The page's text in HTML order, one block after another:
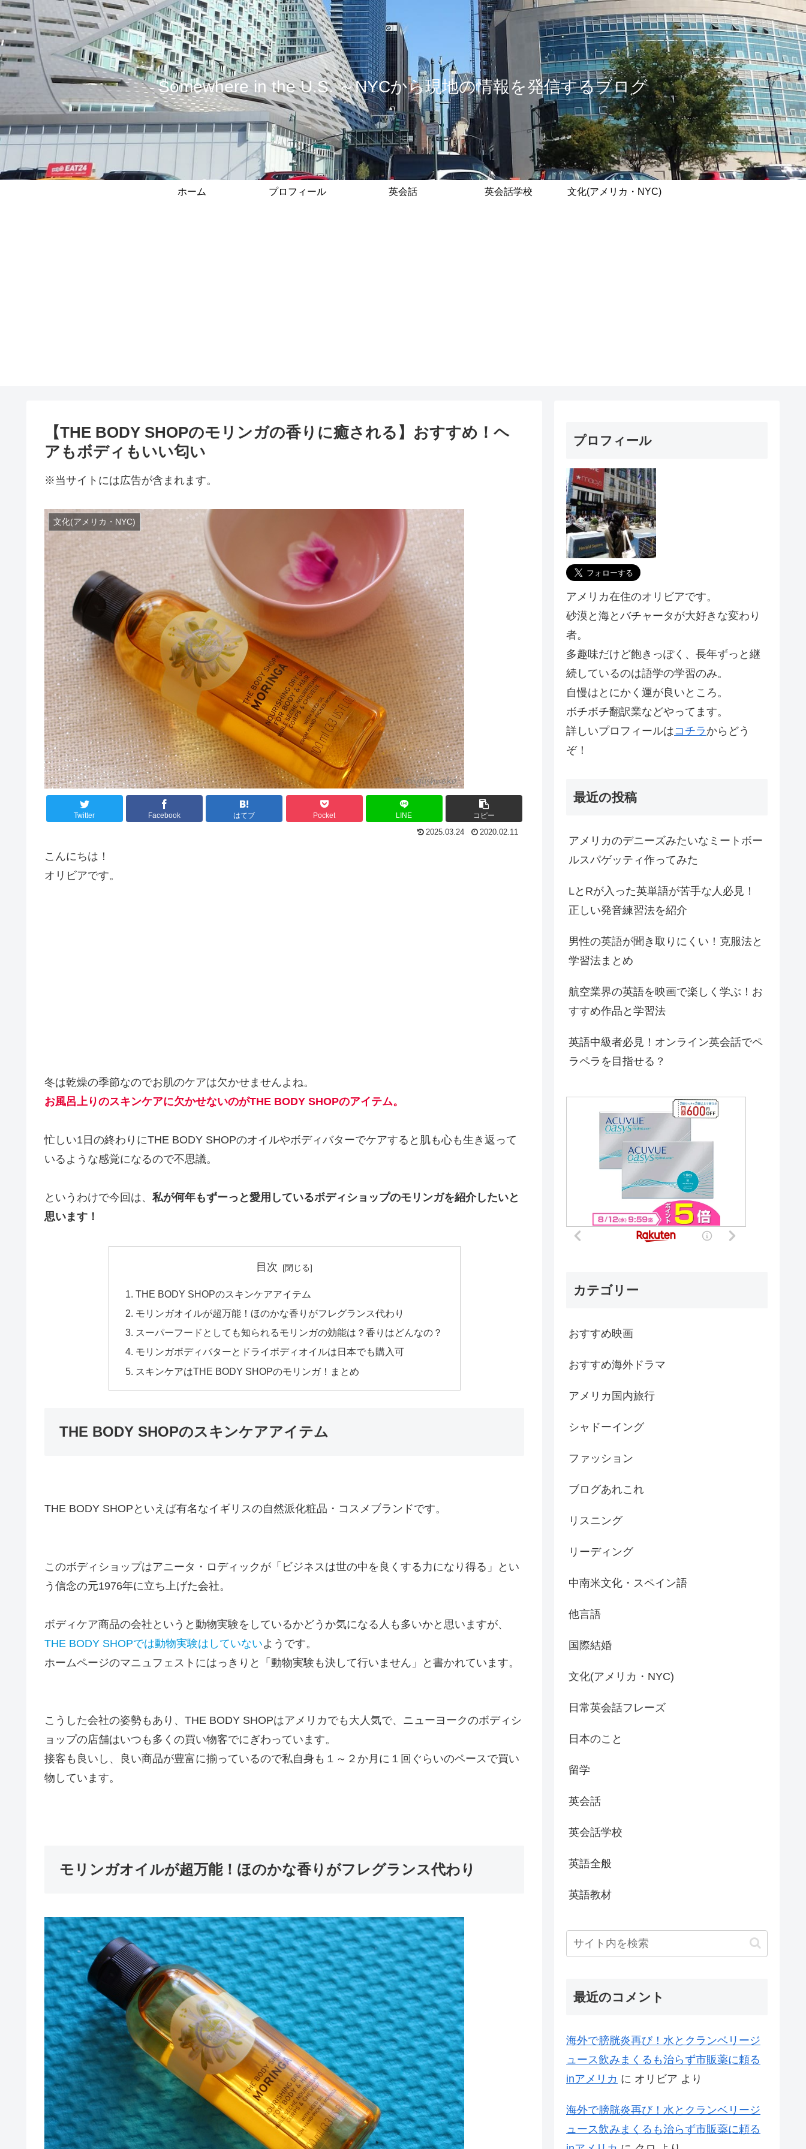
Somewhere in the U.S. ～NYCから現地の情報を発信するブログ
ホーム プロフィール 英会話 英会話学校 文化(アメリカ・NYC)
【THE BODY SHOPのモリンガの香りに癒される】おすすめ！ヘ
アもボディもいい匂い
※当サイトには広告が含まれます。
文化(アメリカ・NYC)
Twitter Facebook はてブ Pocket LINE コピー
2025.03.24 2020.02.11
こんにちは！
オリビアです。
冬は乾燥の季節なのでお肌のケアは欠かせませんよね。
お風呂上りのスキンケアに欠かせないのがTHE BODY SHOPのアイテム。
忙しい1日の終わりにTHE BODY SHOPのオイルやボディバターでケアすると肌も心も生き返って
いるような感覚になるので不思議。
というわけで今回は、 私が何年もずーっと愛用しているボディショップのモリンガを紹介したいと
思います！
目次
THE BODY SHOPのスキンケアアイテム
モリンガオイルが超万能！ほのかな香りがフレグランス代わり
スーパーフードとしても知られるモリンガの効能は？香りはどんなの？
モリンガボディバターとドライボディオイルは日本でも購入可
スキンケアはTHE BODY SHOPのモリンガ！まとめ
THE BODY SHOPのスキンケアアイテム
THE BODY SHOPといえば有名なイギリスの自然派化粧品・コスメブランドです。
このボディショップはアニータ・ロディックが「ビジネスは世の中を良くする力になり得る」とい
う信念の元1976年に立ち上げた会社。
ボディケア商品の会社というと動物実験をしているかどうか気になる人も多いかと思いますが、
THE BODY SHOPでは動物実験はしていないようです。
ホームページのマニュフェストにはっきりと「動物実験も決して行いません」と書かれています。
こうした会社の姿勢もあり、 THE BODY SHOPはアメリカでも大人気で、ニューヨークのボディシ
ョップの店舗はいつも多くの買い物客でにぎわっています。
接客も良いし、良い商品が豊富に揃っているので私自身も１～２か月に１回ぐらいのペースで買い
物しています。
モリンガオイルが超万能！ほのかな香りがフレグランス代わり
プロフィール
アメリカ在住のオリビアです。
砂漠と海とバチャータが大好きな変わり
者。
多趣味だけど飽きっぽく、長年ずっと継
続しているのは語学の学習のみ。
自慢はとにかく運が良いところ。
ボチボチ翻訳業などやってます。
詳しいプロフィールはコチラ からどう
ぞ！
最近の投稿
アメリカのデニーズみたいなミートボー
ルスパゲッティ作ってみた
LとRが入った英単語が苦手な人必見！
正しい発音練習法を紹介
男性の英語が聞き取りにくい！克服法と
学習法まとめ
航空業界の英語を映画で楽しく学ぶ！お
すすめ作品と学習法
英語中級者必見！オンライン英会話でペ
ラペラを目指せる？
カテゴリー
おすすめ映画
おすすめ海外ドラマ
アメリカ国内旅行
シャドーイング
ファッション
ブログあれこれ
リスニング
リーディング
中南米文化・スペイン語
他言語
国際結婚
文化(アメリカ・NYC)
日常英会話フレーズ
日本のこと
留学
英会話
英会話学校
英語全般
英語教材
最近のコメント
海外で膀胱炎再び！水とクランベリージ
ュース飲みまくるも治らず市販薬に頼る
inアメリカ に オリビア より
海外で膀胱炎再び！水とクランベリージ
ュース飲みまくるも治らず市販薬に頼る